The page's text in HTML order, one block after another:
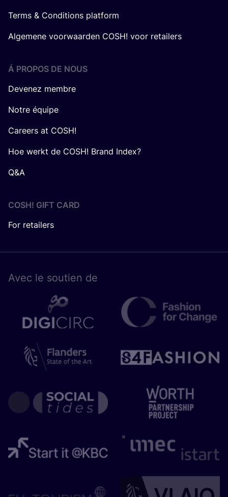
Terms & Conditions platform
Algemene voorwaarden COSH! voor retailers
Á PROPOS DE NOUS
Devenez membre
Notre équipe
Careers at COSH!
Hoe werkt de COSH! Brand Index?
Q&A
COSH! GIFT CARD
For retailers
Avec le sou­tien de